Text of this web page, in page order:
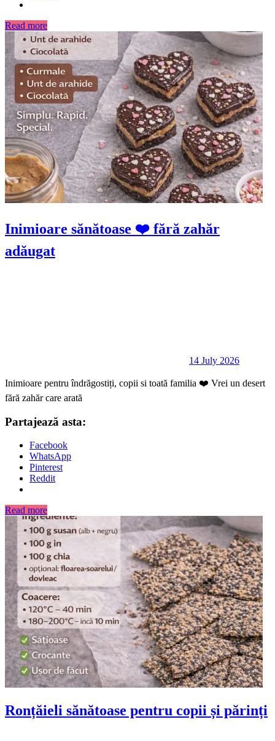
Read more
Inimioare sănătoase ❤️ fără zahăr
adăugat
14 July 2026
Inimioare pentru îndrăgostiți, copii si toată familia ❤️ Vrei un desert
fără zahăr care arată
Partajează asta:
Facebook
WhatsApp
Pinterest
Reddit
Read more
Ronțăieli sănătoase pentru copii și părinți